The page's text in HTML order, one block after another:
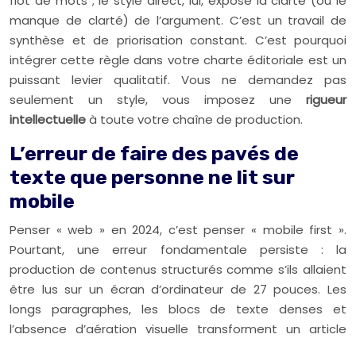
manque de clarté) de l’argument. C’est un travail de
synthèse et de priorisation constant. C’est pourquoi
intégrer cette règle dans votre charte éditoriale est un
puissant levier qualitatif. Vous ne demandez pas
seulement un style, vous imposez une rigueur
intellectuelleà toute votre chaîne de production.
L’erreur de faire des pavés de
texte que personne ne lit sur
mobile
Penser « web » en 2024, c’est penser « mobile first ».
Pourtant, une erreur fondamentale persiste : la
production de contenus structurés comme s’ils allaient
être lus sur un écran d’ordinateur de 27 pouces. Les
longs paragraphes, les blocs de texte denses et
l’absence d’aération visuelle transforment un article